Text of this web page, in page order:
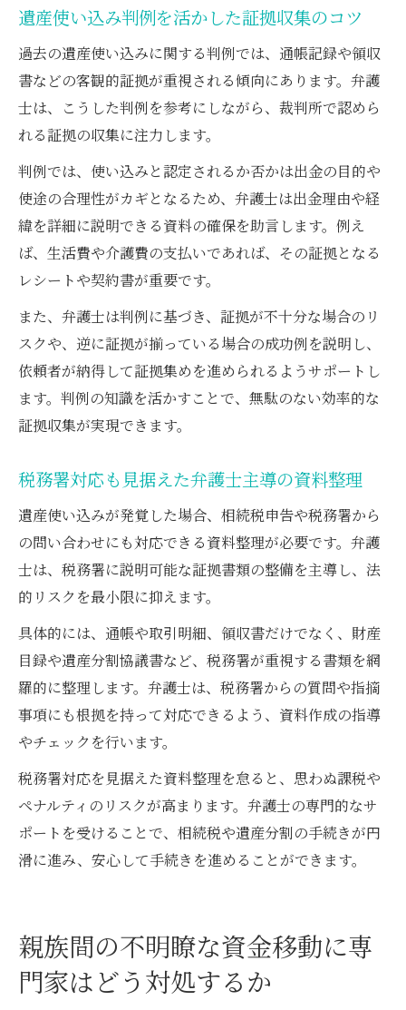
遺産使い込み判例を活かした証拠収集のコツ
過去の遺産使い込みに関する判例では、通帳記録や領収
書などの客観的証拠が重視される傾向にあります。弁護
士は、こうした判例を参考にしながら、裁判所で認めら
れる証拠の収集に注力します。
判例では、使い込みと認定されるか否かは出金の目的や
使途の合理性がカギとなるため、弁護士は出金理由や経
緯を詳細に説明できる資料の確保を助言します。例え
ば、生活費や介護費の支払いであれば、その証拠となる
レシートや契約書が重要です。
また、弁護士は判例に基づき、証拠が不十分な場合のリ
スクや、逆に証拠が揃っている場合の成功例を説明し、
依頼者が納得して証拠集めを進められるようサポートし
ます。判例の知識を活かすことで、無駄のない効率的な
証拠収集が実現できます。
税務署対応も見据えた弁護士主導の資料整理
遺産使い込みが発覚した場合、相続税申告や税務署から
の問い合わせにも対応できる資料整理が必要です。弁護
士は、税務署に説明可能な証拠書類の整備を主導し、法
的リスクを最小限に抑えます。
具体的には、通帳や取引明細、領収書だけでなく、財産
目録や遺産分割協議書など、税務署が重視する書類を網
羅的に整理します。弁護士は、税務署からの質問や指摘
事項にも根拠を持って対応できるよう、資料作成の指導
やチェックを行います。
税務署対応を見据えた資料整理を怠ると、思わぬ課税や
ペナルティのリスクが高まります。弁護士の専門的なサ
ポートを受けることで、相続税や遺産分割の手続きが円
滑に進み、安心して手続きを進めることができます。
親族間の不明瞭な資金移動に専
門家はどう対処するか